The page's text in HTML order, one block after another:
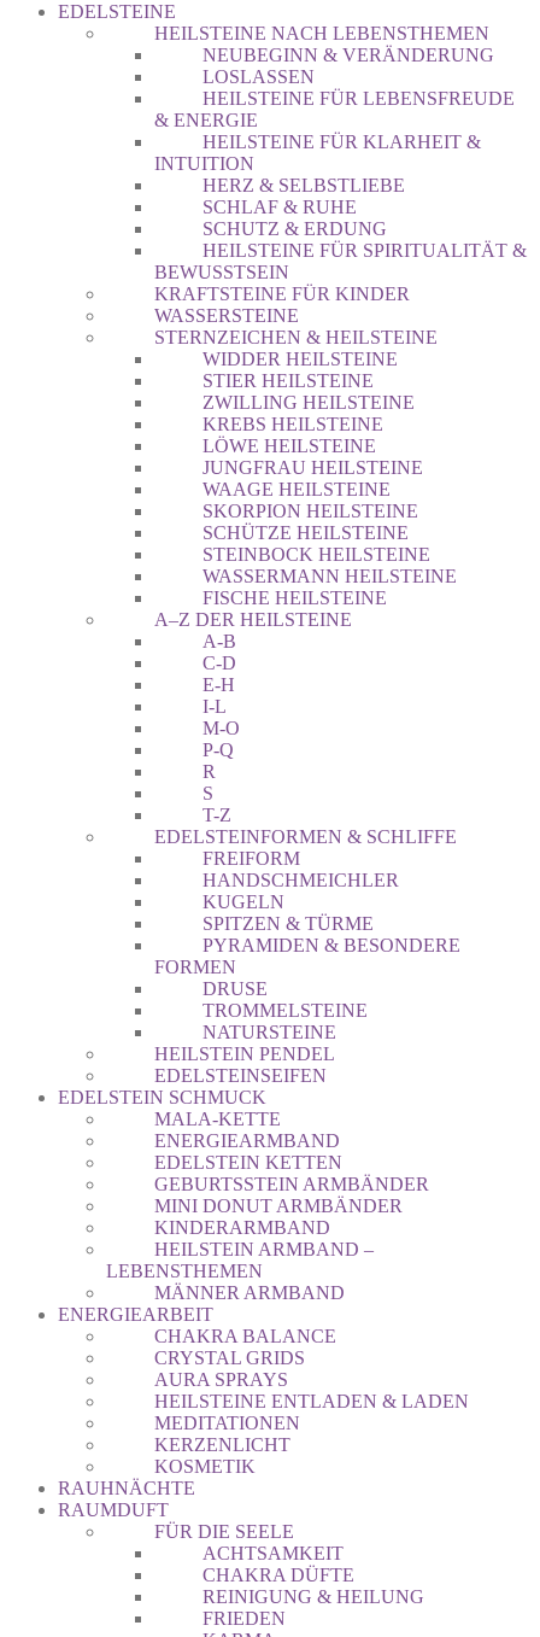
EDELSTEINE
HEILSTEINE NACH LEBENSTHEMEN
NEUBEGINN & VERÄNDERUNG
LOSLASSEN
HEILSTEINE FÜR LEBENSFREUDE
& ENERGIE
HEILSTEINE FÜR KLARHEIT &
INTUITION
HERZ & SELBSTLIEBE
SCHLAF & RUHE
SCHUTZ & ERDUNG
HEILSTEINE FÜR SPIRITUALITÄT &
BEWUSSTSEIN
KRAFTSTEINE FÜR KINDER
WASSERSTEINE
STERNZEICHEN & HEILSTEINE
WIDDER HEILSTEINE
STIER HEILSTEINE
ZWILLING HEILSTEINE
KREBS HEILSTEINE
LÖWE HEILSTEINE
JUNGFRAU HEILSTEINE
WAAGE HEILSTEINE
SKORPION HEILSTEINE
SCHÜTZE HEILSTEINE
STEINBOCK HEILSTEINE
WASSERMANN HEILSTEINE
FISCHE HEILSTEINE
A–Z DER HEILSTEINE
A-B
C-D
E-H
I-L
M-O
P-Q
R
S
T-Z
EDELSTEINFORMEN & SCHLIFFE
FREIFORM
HANDSCHMEICHLER
KUGELN
SPITZEN & TÜRME
PYRAMIDEN & BESONDERE
FORMEN
DRUSE
TROMMELSTEINE
NATURSTEINE
HEILSTEIN PENDEL
EDELSTEINSEIFEN
EDELSTEIN SCHMUCK
MALA-KETTE
ENERGIEARMBAND
EDELSTEIN KETTEN
GEBURTSSTEIN ARMBÄNDER
MINI DONUT ARMBÄNDER
KINDERARMBAND
HEILSTEIN ARMBAND –
LEBENSTHEMEN
MÄNNER ARMBAND
ENERGIEARBEIT
CHAKRA BALANCE
CRYSTAL GRIDS
AURA SPRAYS
HEILSTEINE ENTLADEN & LADEN
MEDITATIONEN
KERZENLICHT
KOSMETIK
RAUHNÄCHTE
RAUMDUFT
FÜR DIE SEELE
ACHTSAMKEIT
CHAKRA DÜFTE
REINIGUNG & HEILUNG
FRIEDEN